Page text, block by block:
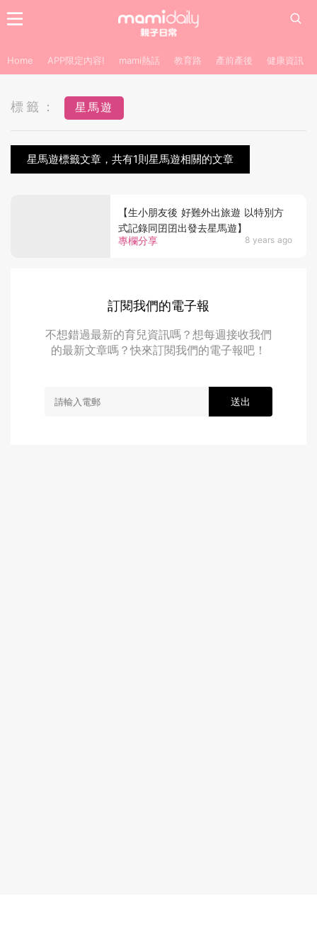
Home APP限定內容! mami熱話 教育路 產前產後 健康資訊
標籤： 星馬遊
星馬遊標籤文章，共有1則星馬遊相關的文章
專欄分享 8 years ago
【生小朋友後 好難外出旅遊 以特別方
式記錄同囝囝出發去星馬遊】
訂閱我們的電子報
不想錯過最新的育兒資訊嗎？想每週接收我們
的最新文章嗎？快來訂閱我們的電子報吧！
送出